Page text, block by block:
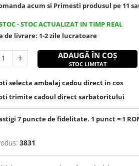
acum si Primesti produsul pe 11
-STOC ACTUALIZAT IN TIMP REAL
de livrare: 1-2 zile lucratoare
ADAUGĂ ÎN COȘ
STOC LIMITAT
selecta ambalaj cadou direct in cos
trimite cadoul direct sarbatoritului
7 puncte de fidelitate. 1 punct = 1
3831